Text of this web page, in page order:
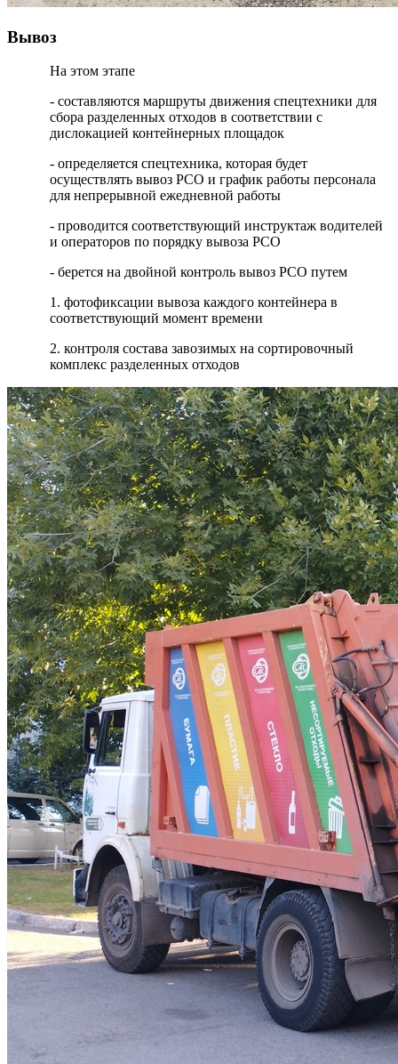
Вывоз
На этом этапе
- составляются маршруты движения спецтехники для
сбора разделенных отходов в соответствии с
дислокацией контейнерных площадок
- определяется спецтехника, которая будет
осуществлять вывоз РСО и график работы персонала
для непрерывной ежедневной работы
- проводится соответствующий инструктаж водителей
и операторов по порядку вывоза РСО
- берется на двойной контроль вывоз РСО путем
1. фотофиксации вывоза каждого контейнера в
соответствующий момент времени
2. контроля состава завозимых на сортировочный
комплекс разделенных отходов